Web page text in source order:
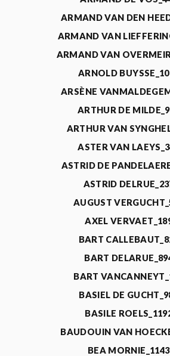
ARMAND VAN DEN
ARMAND VAN
ARMAND VAN
ARNOLD
ARSÈNE
ARTHUR DE
ARTHUR VAN
ASTER VAN
ASTRID DE
ASTRID
AUGUST
AXEL
BART
BART
BART
BASIEL DE
BASILE
BAUDOUIN VAN
BEA